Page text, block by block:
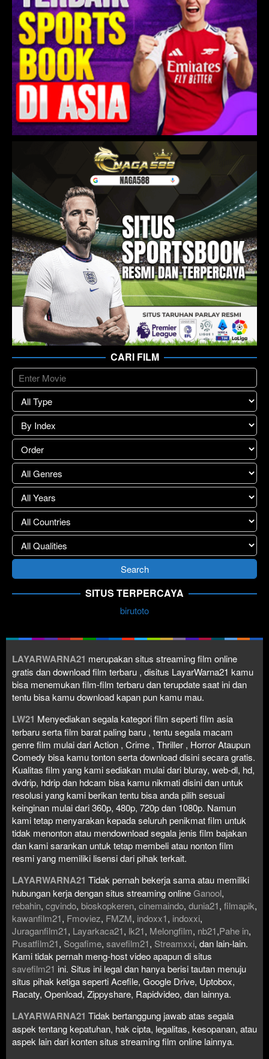
CARI FILM
SITUS TERPERCAYA
birutoto
LAYARWARNA21 merupakan situs streaming film online
gratis dan download film terbaru , disitus LayarWarna21 kamu
bisa menemukan film-film terbaru dan terupdate saat ini dan
tentu bisa kamu download kapan pun kamu mau.
LW21 Menyediakan segala kategori film seperti film asia
terbaru serta film barat paling baru , tentu segala macam
genre film mulai dari Action , Crime , Thriller , Horror Ataupun
Comedy bisa kamu tonton serta download disini secara gratis.
Kualitas film yang kami sediakan mulai dari bluray, web-dl, hd,
dvdrip, hdrip dan hdcam bisa kamu nikmati disini dan untuk
resolusi yang kami berikan tentu bisa anda pilih sesuai
keinginan mulai dari 360p, 480p, 720p dan 1080p. Namun
kami tetap menyarakan kepada seluruh penikmat film untuk
tidak menonton atau mendownload segala jenis film bajakan
dan kami sarankan untuk tetap membeli atau nonton film
resmi yang memiliki lisensi dari pihak terkait.
LAYARWARNA21 Tidak pernah bekerja sama atau memiliki
hubungan kerja dengan situs streaming onlineGanool,
rebahin, cgvindo, bioskopkeren, cinemaindo, dunia21, filmapik,
kawanfilm21, Fmoviez, FMZM, indoxx1, indoxxi,
Juraganfilm21, Layarkaca21, lk21, Melongfilm, nb21,Pahe in,
Pusatfilm21, Sogafime, savefilm21, Streamxxi, dan lain-lain.
Kami tidak pernah meng-host video apapun di situs
savefilm21 ini. Situs ini legal dan hanya berisi tautan menuju
situs pihak ketiga seperti Acefile, Google Drive, Uptobox,
Racaty, Openload, Zippyshare, Rapidvideo, dan lainnya.
LAYARWARNA21 Tidak bertanggung jawab atas segala
aspek tentang kepatuhan, hak cipta, legalitas, kesopanan, atau
aspek lain dari konten situs streaming film online lainnya.